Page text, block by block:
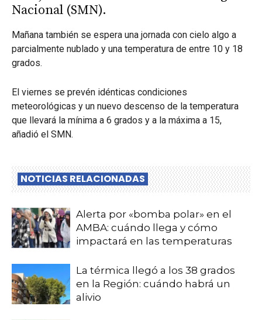
Nacional (SMN).
Mañana también se espera una jornada con cielo algo a
parcialmente nublado y una temperatura de entre 10 y 18
grados.
El viernes se prevén idénticas condiciones
meteorológicas y un nuevo descenso de la temperatura
que llevará la mínima a 6 grados y a la máxima a 15,
añadió el SMN.
NOTICIAS RELACIONADAS
Alerta por «bomba polar» en el
AMBA: cuándo llega y cómo
impactará en las temperaturas
La térmica llegó a los 38 grados
en la Región: cuándo habrá un
alivio